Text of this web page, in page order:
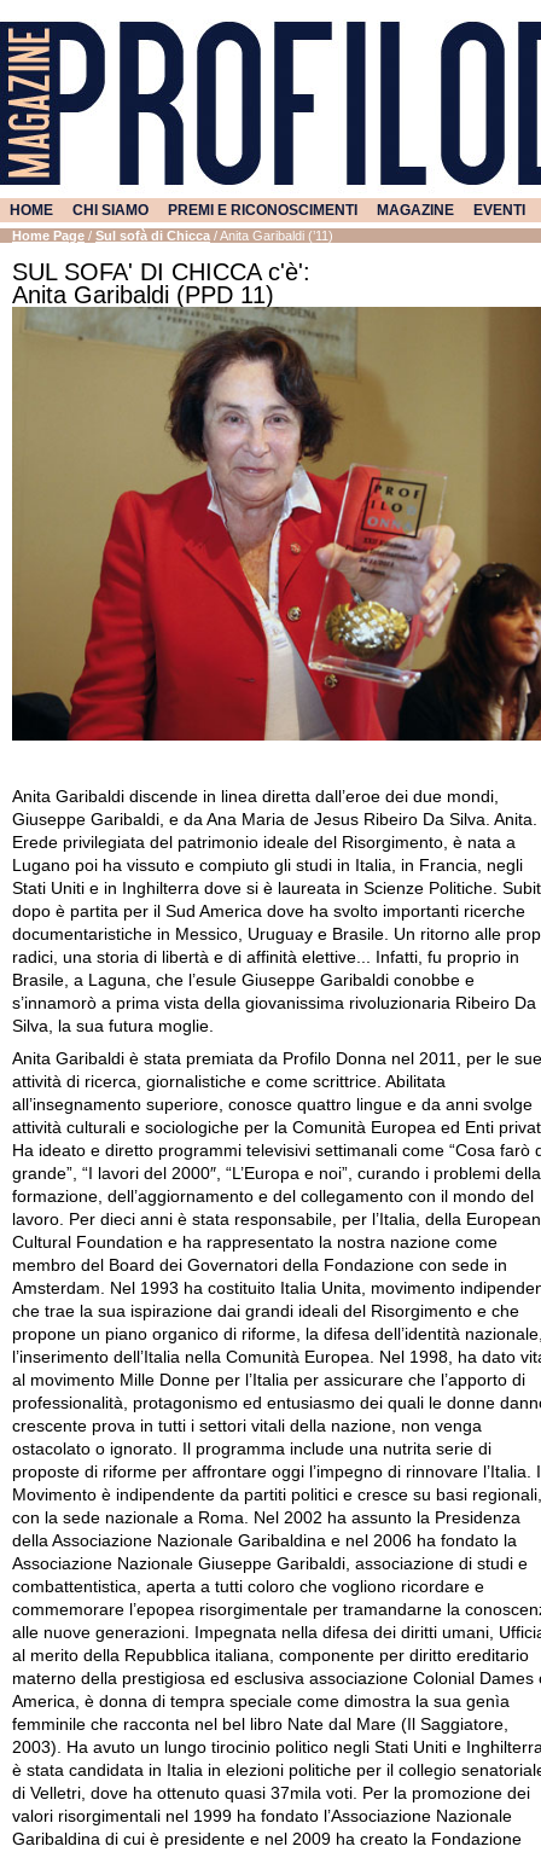
HOME CHI SIAMO PREMI E RICONOSCIMENTI MAGAZINE EVENTI
Home Page / Sul sofà di Chicca /Anita Garibaldi (’11)
SUL SOFA' DI CHICCA c'è':
Anita Garibaldi (PPD 11)
Anita Garibaldi discende in linea diretta dall’eroe dei due mondi,
Giuseppe Garibaldi, e da Ana Maria de Jesus Ribeiro Da Silva. Anita.
Erede privilegiata del patrimonio ideale del Risorgimento, è nata a
Lugano poi ha vissuto e compiuto gli studi in Italia, in Francia, negli
Stati Uniti e in Inghilterra dove si è laureata in Scienze Politiche.
dopo è partita per il Sud America dove ha svolto importanti ricerche
documentaristiche in Messico, Uruguay e Brasile. Un ritorno alle
radici, una storia di libertà e di affinità elettive... Infatti, fu proprio in
Brasile, a Laguna, che l’esule Giuseppe Garibaldi conobbe e
s’innamorò a prima vista della giovanissima rivoluzionaria Ribeiro Da
Silva, la sua futura moglie.
Anita Garibaldi è stata premiata da Profilo Donna nel 2011, per le sue
attività di ricerca, giornalistiche e come scrittrice. Abilitata
all’insegnamento superiore, conosce quattro lingue e da anni svolge
attività culturali e sociologiche per la Comunità Europea ed Enti
Ha ideato e diretto programmi televisivi settimanali come “Cosa farò
grande”, “I lavori del 2000″, “L’Europa e noi”, curando i problemi della
formazione, dell’aggiornamento e del collegamento con il mondo del
lavoro. Per dieci anni è stata responsabile, per l’Italia, della European
Cultural Foundation e ha rappresentato la nostra nazione come
membro del Board dei Governatori della Fondazione con sede in
Amsterdam. Nel 1993 ha costituito Italia Unita, movimento
che trae la sua ispirazione dai grandi ideali del Risorgimento e che
propone un piano organico di riforme, la difesa dell’identità
l’inserimento dell’Italia nella Comunità Europea. Nel 1998, ha dato
al movimento Mille Donne per l’Italia per assicurare che l’apporto di
professionalità, protagonismo ed entusiasmo dei quali le donne
crescente prova in tutti i settori vitali della nazione, non venga
ostacolato o ignorato. Il programma include una nutrita serie di
proposte di riforme per affrontare oggi l’impegno di rinnovare l’Italia.
Movimento è indipendente da partiti politici e cresce su basi regionali,
con la sede nazionale a Roma. Nel 2002 ha assunto la Presidenza
della Associazione Nazionale Garibaldina e nel 2006 ha fondato la
Associazione Nazionale Giuseppe Garibaldi, associazione di studi e
combattentistica, aperta a tutti coloro che vogliono ricordare e
commemorare l’epopea risorgimentale per tramandarne la
alle nuove generazioni. Impegnata nella difesa dei diritti umani,
al merito della Repubblica italiana, componente per diritto ereditario
materno della prestigiosa ed esclusiva associazione Colonial Dames
America, è donna di tempra speciale come dimostra la sua genìa
femminile che racconta nel bel libro Nate dal Mare (Il Saggiatore,
2003). Ha avuto un lungo tirocinio politico negli Stati Uniti e
è stata candidata in Italia in elezioni politiche per il collegio
di Velletri, dove ha ottenuto quasi 37mila voti. Per la promozione dei
valori risorgimentali nel 1999 ha fondato l’Associazione Nazionale
Garibaldina di cui è presidente e nel 2009 ha creato la Fondazione